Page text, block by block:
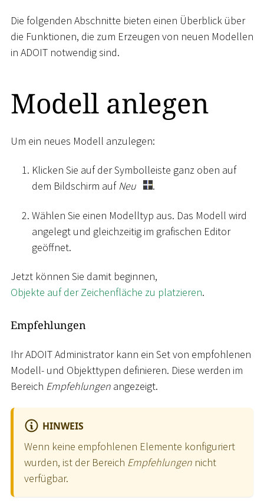
Die folgenden Abschnitte bieten einen Überblick über
die Funktionen, die zum Erzeugen von neuen Modellen
in ADOIT notwendig sind.
Modell anlegen
Um ein neues Modell anzulegen:
Klicken Sie auf der Symbolleiste ganz oben auf
dem Bildschirm aufNeu .
Wählen Sie einen Modelltyp aus. Das Modell wird
angelegt und gleichzeitig im grafischen Editor
geöffnet.
Jetzt können Sie damit beginnen,
Objekte auf der Zeichenfläche zu platzieren.
Empfehlungen
Ihr ADOIT Administrator kann ein Set von empfohlenen
Modell- und Objekttypen definieren. Diese werden im
Bereich Empfehlungen angezeigt.
HINWEIS
Wenn keine empfohlenen Elemente konfiguriert
wurden, ist der Bereich Empfehlungen nicht
verfügbar.